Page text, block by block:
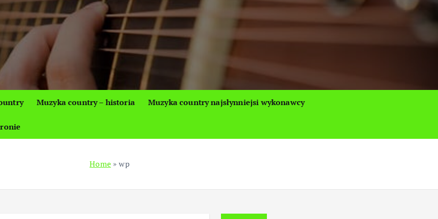
Muzyka country – historia Muzyka country najsłynniejsi wykonawcy
Home»wp